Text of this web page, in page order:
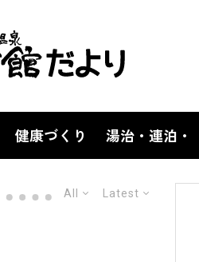
健康づくり 湯治・連泊・
All Latest